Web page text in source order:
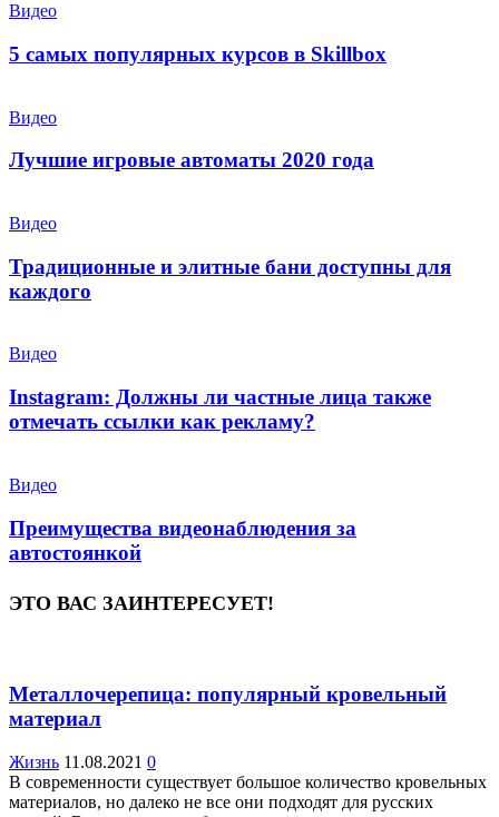
Видео
5 самых популярных курсов в Skillbox
Видео
Лучшие игровые автоматы 2020 года
Видео
Традиционные и элитные бани доступны для
каждого
Видео
Instagram: Должны ли частные лица также
отмечать ссылки как рекламу?
Видео
Преимущества видеонаблюдения за
автостоянкой
ЭТО ВАС ЗАИНТЕРЕСУЕТ!
Металлочерепица: популярный кровельный
материал
Жизнь 11.08.2021 0
В современности существует большое количество кровельных
материалов, но далеко не все они подходят для русских